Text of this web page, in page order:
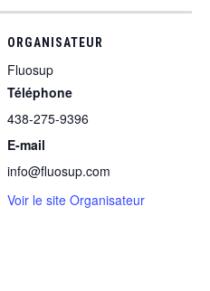
ORGANISATEUR
Fluosup
Téléphone
438-275-9396
E-mail
info@fluosup.com
Voir le site Organisateur